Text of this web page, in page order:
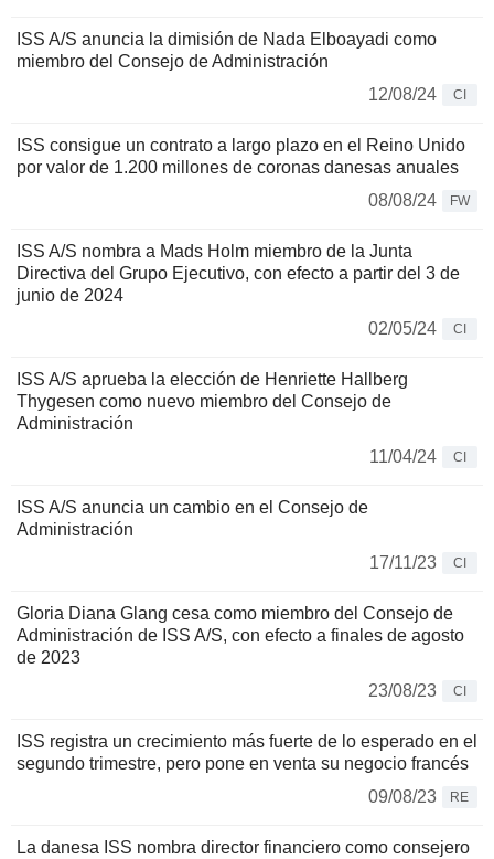
ISS A/S anuncia la dimisión de Nada Elboayadi como
miembro del Consejo de Administración
12/08/24
CI
ISS consigue un contrato a largo plazo en el Reino Unido
por valor de 1.200 millones de coronas danesas anuales
08/08/24
FW
ISS A/S nombra a Mads Holm miembro de la Junta
Directiva del Grupo Ejecutivo, con efecto a partir del 3 de
junio de 2024
02/05/24
CI
ISS A/S aprueba la elección de Henriette Hallberg
Thygesen como nuevo miembro del Consejo de
Administración
11/04/24
CI
ISS A/S anuncia un cambio en el Consejo de
Administración
17/11/23
CI
Gloria Diana Glang cesa como miembro del Consejo de
Administración de ISS A/S, con efecto a finales de agosto
de 2023
23/08/23
CI
ISS registra un crecimiento más fuerte de lo esperado en el
segundo trimestre, pero pone en venta su negocio francés
09/08/23
RE
La danesa ISS nombra director financiero como consejero